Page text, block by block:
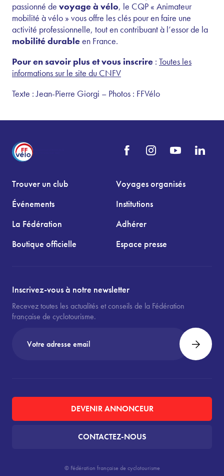
passionné de voyage à vélo, le CQP « Animateur
mobilité à vélo » vous offre les clés pour en faire une
activité professionnelle, tout en contribuant à l’essor de la
mobilité durableen France.
Pour en savoir plus et vous inscrire : Toutes les
informations sur le site du CNFV
Texte : Jean-Pierre Giorgi – Photos : FFVélo
Trouver un club
Voyages organisés
Événements
Institutions
La Fédération
Adhérer
Boutique officielle
Espace presse
Inscrivez-vous à notre newsletter
Recevez toutes les actualités et conseils de la Fédération
française de cyclotourisme.
DEVENIR ANNONCEUR
CONTACTEZ-NOUS
© Fédération française de cyclotourisme